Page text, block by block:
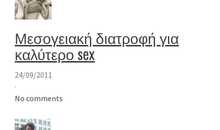
Μεσογειακή διατροφή για
καλύτερο sex
24/09/2011
·
No comments